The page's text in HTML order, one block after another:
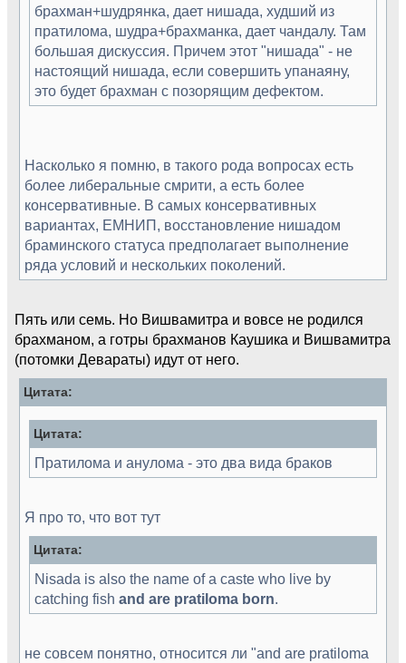
брахман+шудрянка, дает нишада, худший из
пратилома, шудра+брахманка, дает чандалу. Там
большая дискуссия. Причем этот "нишада" - не
настоящий нишада, если совершить упанаяну,
это будет брахман с позорящим дефектом.
Насколько я помню, в такого рода вопросах есть
более либеральные смрити, а есть более
консервативные. В самых консервативных
вариантах, ЕМНИП, восстановление нишадом
браминского статуса предполагает выполнение
ряда условий и нескольких поколений.
Пять или семь. Но Вишвамитра и вовсе не родился
брахманом, а готры брахманов Каушика и Вишвамитра
(потомки Девараты) идут от него.
Цитата:
Цитата:
Пратилома и анулома - это два вида браков
Я про то, что вот тут
Цитата:
Nisada is also the name of a caste who live by
catching fish and are pratiloma born.
не совсем понятно, относится ли "and are pratiloma